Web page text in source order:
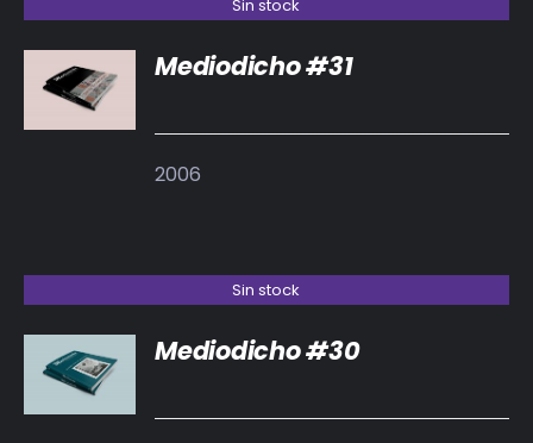
Sin stock
DETALLES
Mediodicho #31
2006
Sin stock
DETALLES
Mediodicho #30